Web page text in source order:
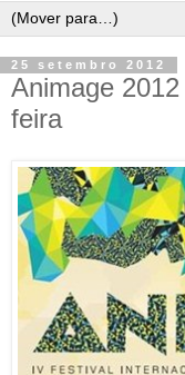
25 setembro 2012
Animage
feira